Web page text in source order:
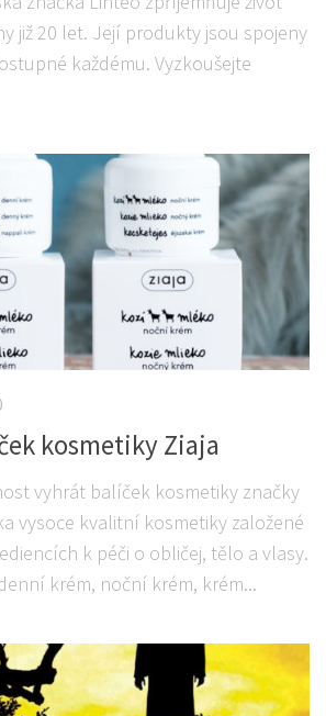
již 20 let. Její produkty jsou spojeny
každému. Vyzkoušejte
kosmetiky Ziaja
vyhrát balíček kosmetiky značky
vysoce kvalitní kosmetiky založené
k péči o obličej, tělo a vlasy.
krém, noční krém, krém...